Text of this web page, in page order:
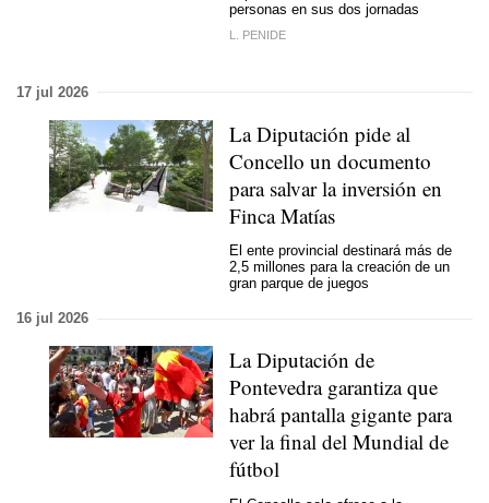
personas en sus dos jornadas
L. PENIDE
17 jul 2026
La Diputación pide al
Concello un documento
para salvar la inversión en
Finca Matías
El ente provincial destinará más de
2,5 millones para la creación de un
gran parque de juegos
16 jul 2026
La Diputación de
Pontevedra garantiza que
habrá pantalla gigante para
ver la final del Mundial de
fútbol